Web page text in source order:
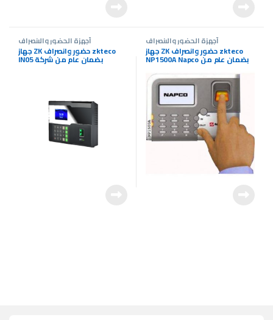
أجهزة الحضور والانصراف
جهاز ZK حضور وانصراف zkteco
IN05 بضمان عام من شركة
|SevenCameras
أجهزة الحضور والانصراف
جهاز ZK حضور وانصراف zkteco
NP1500A Napco بضمان عام من
شركة |SevenCameras